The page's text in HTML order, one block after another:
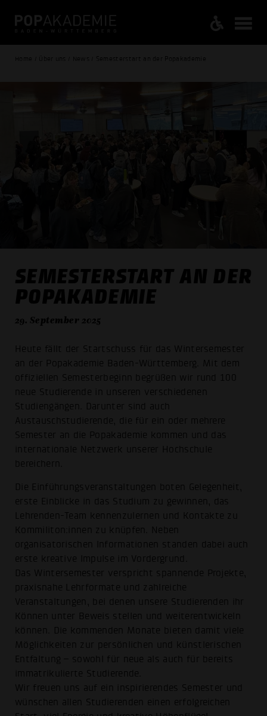
Home / Über uns / News / Semesterstart an der Popakademie
SEMESTERSTART AN DER
POPAKADEMIE
29. September 2025
Heute fällt der Startschuss für das Wintersemester
an der Popakademie Baden-Württemberg. Mit dem
offiziellen Semesterbeginn begrüßen wir rund 100
neue Studierende in unseren verschiedenen
Studiengängen. Darunter sind auch
Austauschstudierende, die für ein oder mehrere
Semester an die Popakademie kommen und das
internationale Netzwerk unserer Hochschule
bereichern.
Die Einführungsveranstaltungen boten Gelegenheit,
erste Einblicke in das Studium zu gewinnen, das
Lehrenden-Team kennenzulernen und Kontakte zu
Kommiliton:innen zu knüpfen. Neben
organisatorischen Informationen standen dabei auch
erste kreative Impulse im Vordergrund.
Das Wintersemester verspricht spannende Projekte,
praxisnahe Lehrformate und zahlreiche
Veranstaltungen, bei denen unsere Studierenden ihr
Können unter Beweis stellen und weiterentwickeln
können. Die kommenden Monate bieten damit viele
Möglichkeiten zur persönlichen und künstlerischen
Entfaltung – sowohl für neue als auch für bereits
immatrikulierte Studierende.
Wir freuen uns auf ein inspirierendes Semester und
wünschen allen Studierenden einen erfolgreichen